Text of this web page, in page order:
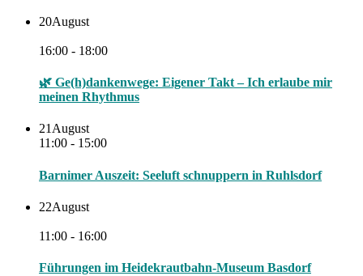
20August
16:00 - 18:00
🌿 Ge(h)dankenwege: Eigener Takt – Ich erlaube mir
meinen Rhythmus
21 August
11:00 - 15:00
Barnimer Auszeit: Seeluft schnuppern in Ruhlsdorf
22August
11:00 - 16:00
Führungen im Heidekrautbahn-Museum Basdorf